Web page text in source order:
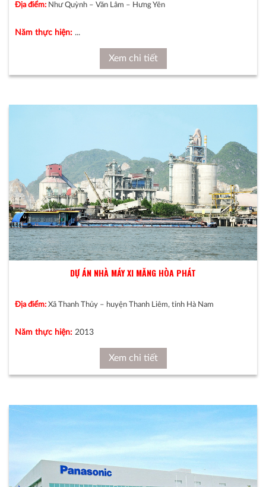
Địa điểm: Như Quỳnh – Văn Lâm – Hưng Yên
Năm thực hiện: ...
Xem chi tiết
DỰ ÁN NHÀ MÁY XI MĂNG HÒA PHÁT
Địa điểm: Xã Thanh Thủy – huyện Thanh Liêm, tỉnh Hà Nam
Năm thực hiện: 2013
Xem chi tiết